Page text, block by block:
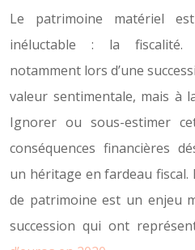
Le patrimoine matériel
inéluctable : la fiscalité.
notamment lors d’une
valeur sentimentale, mais à
Ignorer ou sous-estimer
conséquences financières
un héritage en fardeau fiscal.
de patrimoine est un enjeu
succession qui ont